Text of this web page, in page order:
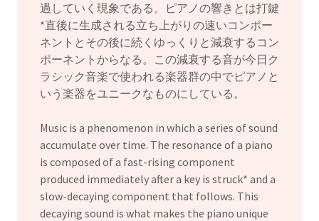
過していく現象である。ピアノの響きとは打鍵
*直後に生成される立ち上がりの速いコンポー
ネントとその後に続くゆっくりと減衰するコン
ポーネントからなる。この減衰する音が今日ク
ラシック音楽で使われる楽器群の中でピアノと
いう楽器をユニークなものにしている。
Music is a phenomenon in which a series of sound
accumulate over time. The resonance of a piano
is composed of a fast-rising component
produced immediately after a key is struck* and a
slow-decaying component that follows. This
decaying sound is what makes the piano unique